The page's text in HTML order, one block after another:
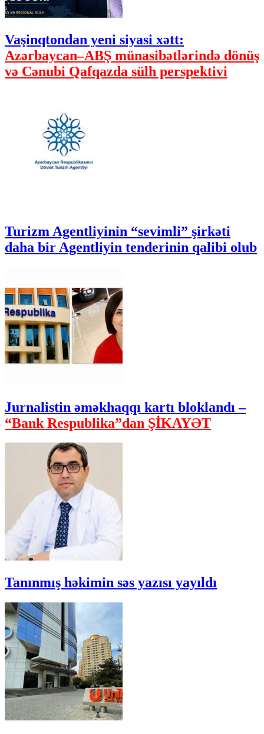
Vaşinqtondan yeni siyasi xətt:
Azərbaycan–ABŞ münasibətlərində dönüş
və Cənubi Qafqazda sülh perspektivi
Turizm Agentliyinin “sevimli” şirkəti
daha bir Agentliyin tenderinin qalibi olub
Jurnalistin əməkhaqqı kartı bloklandı –
“Bank Respublika”dan ŞİKAYƏT
Tanınmış həkimin səs yazısı yayıldı